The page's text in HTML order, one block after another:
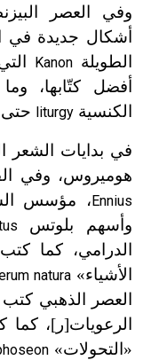
وفي العصر
أشكال جديدة في
الطويلةKanon
أفضل كتّابها،
الكنسية liturgy حتى
في بدايات الشعر
هوميروس، وفي
Ennius ، مؤسس
وأسهم بلوتس
الدرامي، كما
الأشياء»natura
العصر الذهبي
الرعويات[ر]، كما
«التحولات»